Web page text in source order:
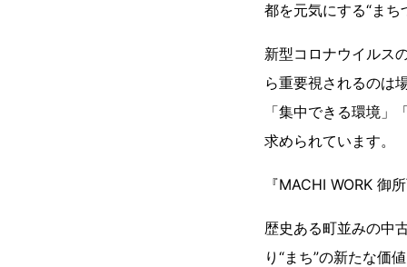
都を元気にする“ま
新型コロナウイルス
ら重要視されるのは
「集中できる環境
求められています。
『MACHI WORK 御
歴史ある町並みの中
り“まち”の新たな価